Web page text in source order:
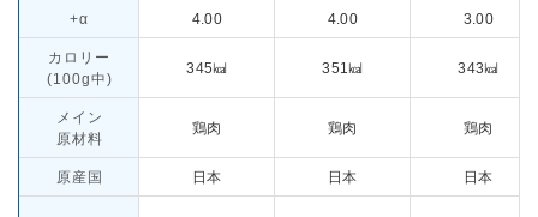
+α 4.00 4.00 3.00
カロリー
(100g中)
345㎉ 351㎉ 343㎉
メイン
原材料
鶏肉 鶏肉 鶏肉
原産国 日本 日本 日本